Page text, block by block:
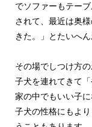
でソファーもテー
されて、最近は奥
きた。」とたいへ
その場でしつけ方
子犬を連れてきて
家の中でもいい子
子犬の性格にもよ